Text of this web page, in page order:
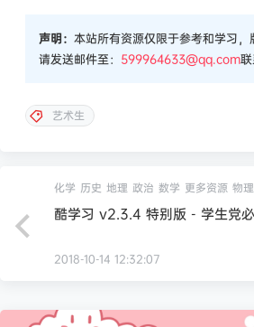
声明： 本站所有资源仅限于参考和学习
请发送邮件至： 599964633@qq.com
艺术生
化学 历史 地理 政治 数学 更多资源 物理
酷学习 v2.3.4 特别版 - 学生党
2018-10-14 12:32:07